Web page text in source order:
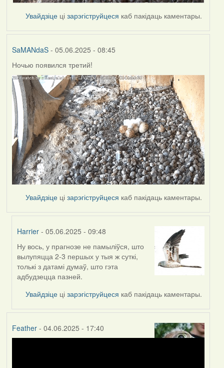
Увайдзіце цізарэгіструйцеся каб пакідаць каментары.
SaMANdaS- 05.06.2025 - 08:45
Ночью появился третий!
Увайдзіце цізарэгіструйцеся каб пакідаць каментары.
Harrier - 05.06.2025 - 09:48
In
reply
to
by
SaMANdaS
Ну вось, у прагнозе не памыліўся, што
вылупяцца 2-3 першых у тыя ж суткі,
толькі з датамі думаў, што гэта
адбудзецца пазней.
Увайдзіце цізарэгіструйцеся каб пакідаць каментары.
Feather- 04.06.2025 - 17:40